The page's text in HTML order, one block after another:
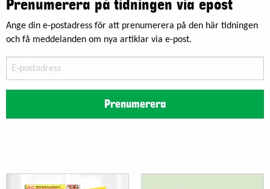
Prenumerera på tidningen via epost
Ange din e-postadress för att prenumerera på den här tidningen
och få meddelanden om nya artiklar via e-post.
postadress
Prenumerera